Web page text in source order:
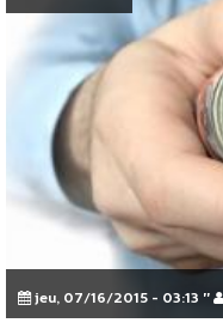
jeu, 07/16/2015 - 03:13 "